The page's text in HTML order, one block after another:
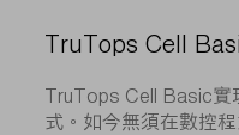
TruTops Cell
TruTops Cell Basic實
式。如今無須在數控